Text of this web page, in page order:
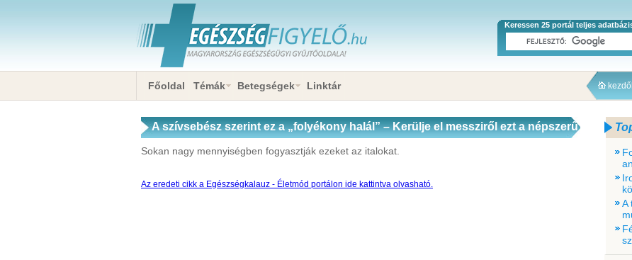
Keressen 25 portál teljes
Főoldal Témák Betegségek Linktár
A szívsebész szerint ez a „folyékony halál” – Kerülje el messziről ezt a népszerű
italt!
Sokan nagy mennyiségben fogyasztják ezeket az italokat.
Az eredeti cikk a Egészségkalauz - Életmód portálon ide kattintva olvasható.
A